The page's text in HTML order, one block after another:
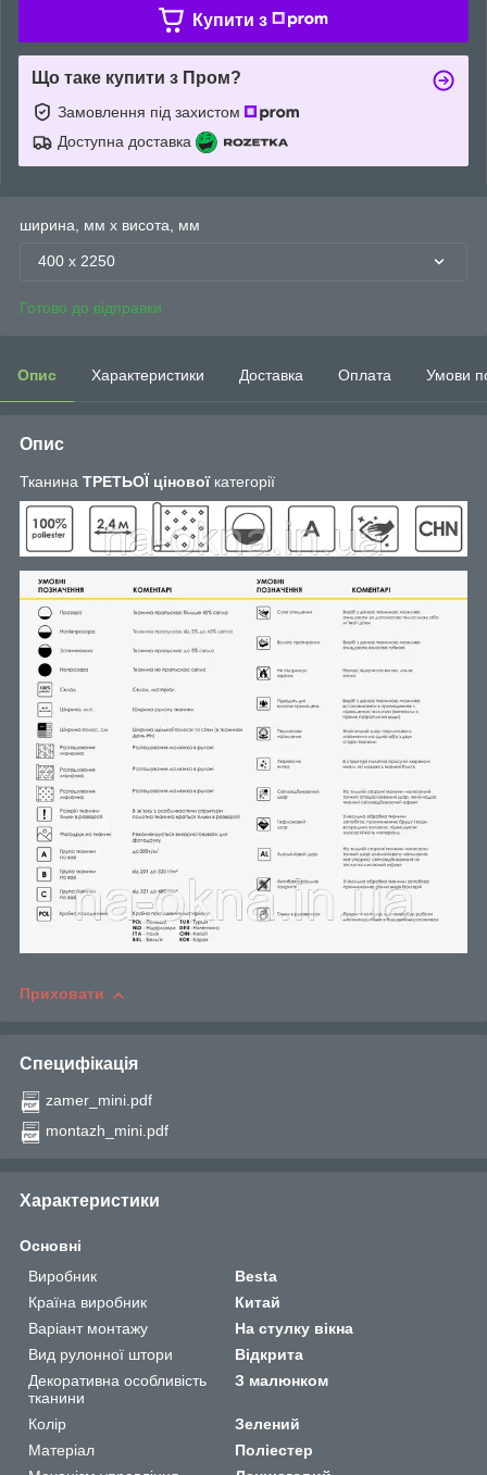
Купити з
Що таке купити з Пром?
Замовлення під захистом
Доступна доставка
ширина, мм х висота, мм
400 х 2250
Готово до відправки
Опис Характеристики Доставка Оплата Умови
Опис
Тканина ТРЕТЬОЇ ціновоїкатегорії
Приховати
Специфікація
zamer_mini.pdf
montazh_mini.pdf
Характеристики
Основні
Виробник
Besta
Країна виробник
Китай
Варіант монтажу
На стулку вікна
Вид рулонної штори
Відкрита
Декоративна особливість
тканини
З малюнком
Колір
Зелений
Матеріал
Поліестер